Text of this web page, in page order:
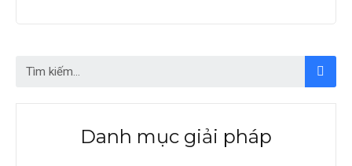
Tìm
Tìm
Danh mục giải pháp